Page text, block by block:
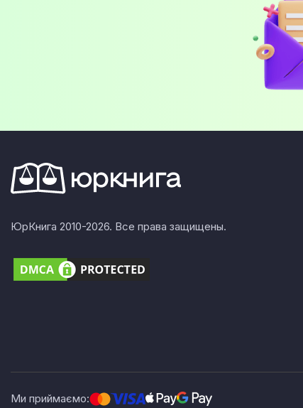
ЮрКнига 2010-2026. Все права защищены.
Ми приймаємо: